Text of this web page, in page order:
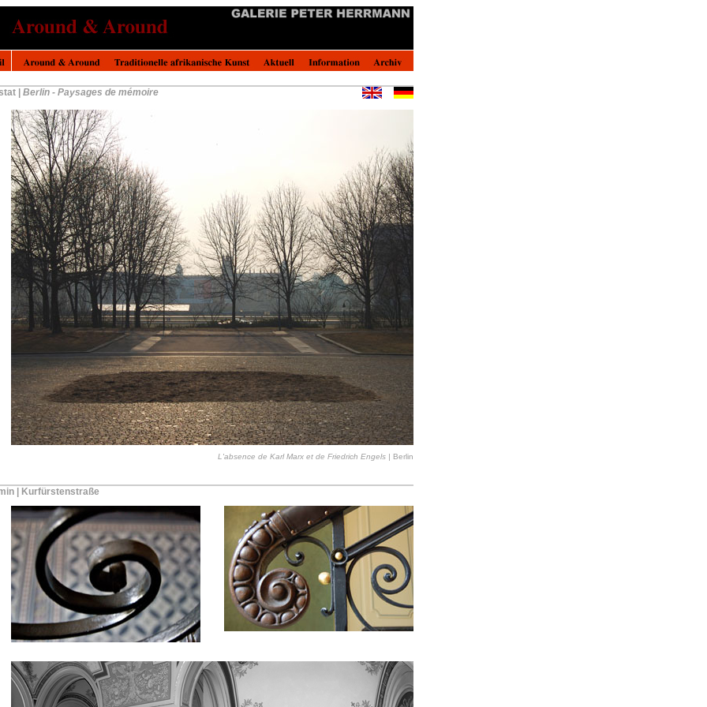
| Berlin - Paysages de mémoire
L'absence de Karl Marx et de Friedrich Engels | Berlin
| Kurfürstenstraße